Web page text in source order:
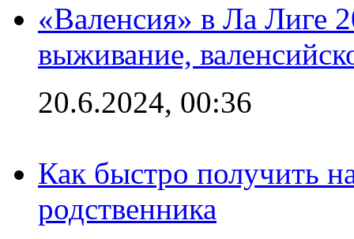
«Валенсия» в Ла Лиге
выживание,
20.6.2024, 00:36
Как быстро получить
родственника